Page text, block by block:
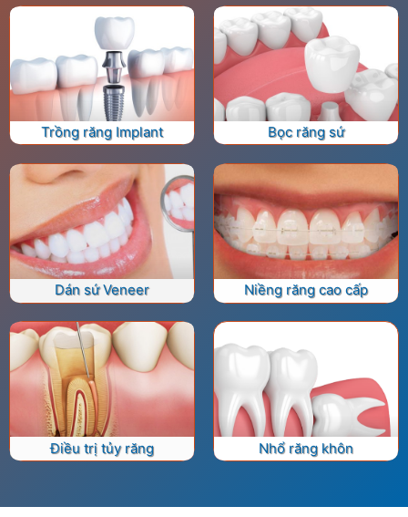
Trồng răng Implant Bọc răng sứ
Dán sứ Veneer Niềng răng cao cấp
Điều trị tủy răng Nhổ răng khôn